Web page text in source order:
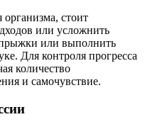
стоит
или усложнить
или выполнить
Для контроля прогресса
количество
и самочувствие.